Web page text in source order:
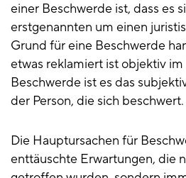
einer Beschwerde ist, dass es
erstgenannten um einen
Grund für eine Beschwerde
etwas reklamiert ist objektiv
Beschwerde ist es das
der Person, die sich beschwert.
Die Hauptursachen für
enttäuschte Erwartungen, die